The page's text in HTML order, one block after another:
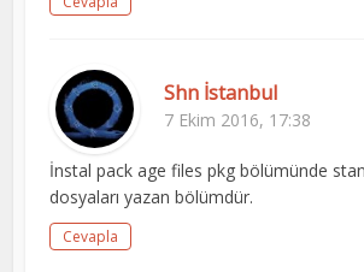
Shn İstanbul
7 Ekim 2016, 17:38
İnstal pack age files pkg bölümünde
dosyaları yazan bölümdür.
Cevapla